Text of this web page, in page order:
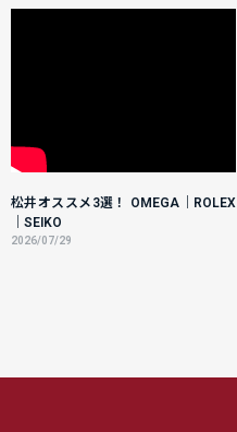
松井オススメ3選！ OMEGA｜ROLEX
｜SEIKO
2026/07/29